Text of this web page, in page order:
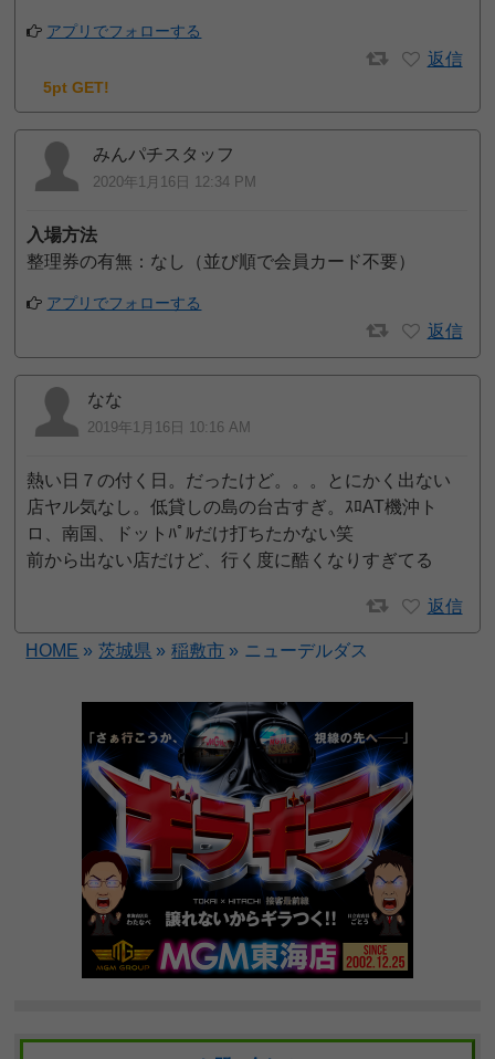
アプリでフォローする
返信
5pt GET!
みんパチスタッフ
2020年1月16日 12:34 PM
入場方法
整理券の有無：なし（並び順で会員カード不要）
アプリでフォローする
返信
なな
2019年1月16日 10:16 AM
熱い日７の付く日。だったけど。。。とにかく出ない
店ヤル気なし。低貸しの島の台古すぎ。ｽﾛAT機沖ト
ロ、南国、ドットﾊﾟﾙだけ打ちたかない笑
前から出ない店だけど、行く度に酷くなりすぎてる
返信
HOME » 茨城県 » 稲敷市 » ニューデルダス